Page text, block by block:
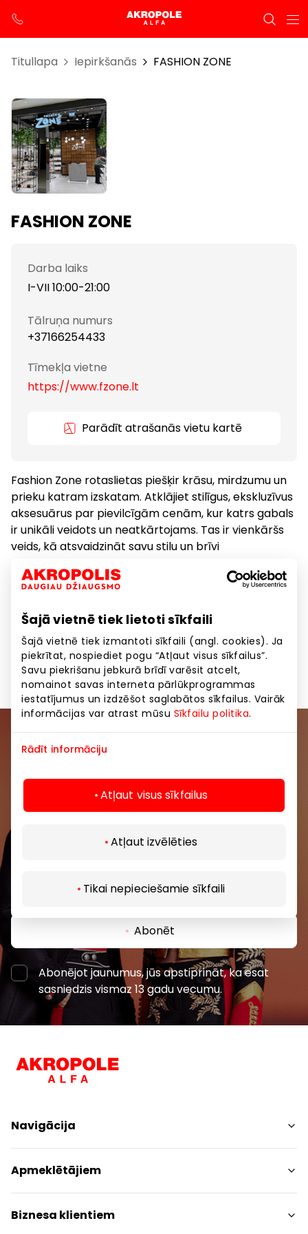
Šajā vietnē tiek lietoti sīkfaili
Šajā vietnē tiek izmantoti sīkfaili (angl. cookies). Ja
piekrītat, nospiediet pogu “Atļaut visus sīkfailus”.
Savu piekrišanu jebkurā brīdī varēsit atcelt,
nomainot savas interneta pārlūkprogrammas
iestatījumus un izdzēšot saglabātos sīkfailus. Vairāk
informācijas var atrast mūsu Sīkfailu politika.
Rādīt informāciju
Atļaut visus sīkfailus
Atļaut izvēlēties
Tikai nepieciešamie sīkfaili
Titullapa Iepirkšanās FASHION ZONE
FASHION ZONE
Darba laiks
I-VII 10:00-21:00
Tālruņa numurs
+37166254433
Tīmekļa vietne
https://www.fzone.lt
Parādīt atrašanās vietu kartē
Fashion Zone rotaslietas piešķir krāsu, mirdzumu un
prieku katram izskatam. Atklājiet stilīgus, ekskluzīvus
aksesuārus par pievilcīgām cenām, kur katrs gabals
ir unikāli veidots un neatkārtojams. Tas ir vienkāršs
veids, kā atsvaidzināt savu stilu un brīvi
Neatkarīgi no tā, vai dodat priekšroku klasiskajam,
tendencēm, Fashion Zone piedāvā kaut ko katram.
Dāvanas, aksesuāri Preces
Pievienojieties mūsu kopienai
Uzzini pirmais par labākajiem piedāvājumiem,
pasākumiem un jaunāko informāciju iepirkšanās un
izklaides centros “AKROPOLE Alfa” un “AKROPOLE
Abonēt
Abonējot jaunumus, jūs apstiprināt, ka esat
sasniedzis vismaz 13 gadu vecumu.
Navigācija
Iepirkšanās
Pakalpojumi
Izklaides
Restorāni
Apmeklētājiem
Centra plāns
Dzīvniekiem draudzīgs
Biznesa klientiem